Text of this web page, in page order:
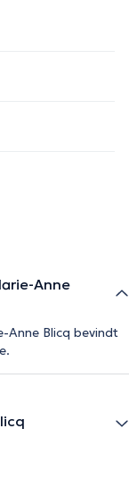
Anne
Anne Blicq bevindt